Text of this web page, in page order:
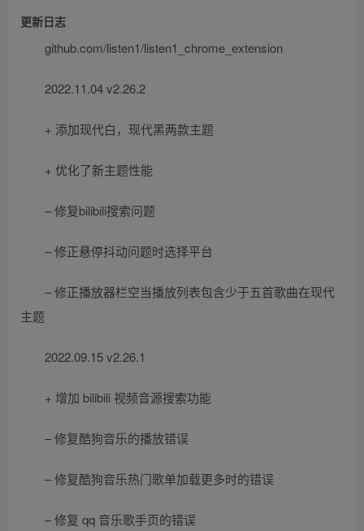
更新日志
github.com/listen1/listen1_chrome_extension
2022.11.04 v2.26.2
+ 添加现代白，现代黑两款主题
+ 优化了新主题性能
– 修复bilibili搜索问题
– 修正悬停抖动问题时选择平台
– 修正播放器栏空当播放列表包含少于五首歌曲在现代
主题
2022.09.15 v2.26.1
+ 增加 bilibili 视频音源搜索功能
– 修复酷狗音乐的播放错误
– 修复酷狗音乐热门歌单加载更多时的错误
– 修复 qq 音乐歌手页的错误